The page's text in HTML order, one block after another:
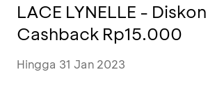
LACE LYNELLE -
Cashback Rp15.000
Hingga 31 Jan 2023